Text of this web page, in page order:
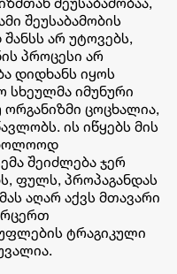
შეუსაბამობის
არ უტოვებს,
პროცესი არ
დიდხანს იყოს
სხეულმა იმუნური
ორგანიზმი ცოცხალია,
ის იწყებს მის
შეიძლება ჯერ
ფულს, პროპაგანდას
აღარ აქვს მთავარი
ტრაგიკული